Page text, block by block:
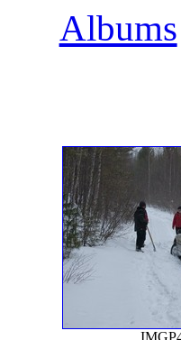
Albums